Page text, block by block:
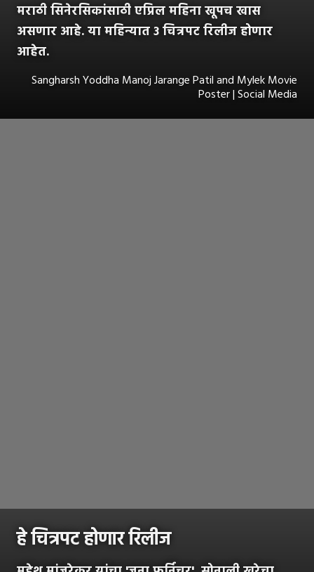
मराठी सिनेरसिकांसाठी एप्रिल महिना खूपच खास
असणार आहे. या महिन्यात ३ चित्रपट रिलीज होणार
आहेत.
Sangharsh Yoddha Manoj Jarange Patil and Mylek Movie
Poster | Social Media
हे चित्रपट होणार रिलीज